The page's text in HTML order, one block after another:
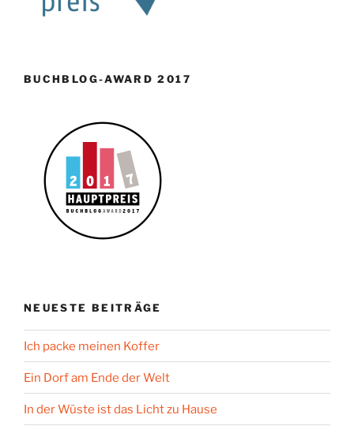
BUCHBLOG-AWARD 2017
NEUESTE BEITRÄGE
Ich packe meinen Koffer
Ein Dorf am Ende der Welt
In der Wüste ist das Licht zu Hause